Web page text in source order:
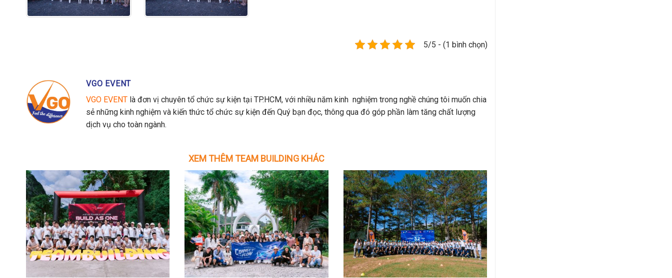
5/5 - (1 bình chọn)
VGO EVENT
VGO EVENT là đơn vị chuyên tổ chức sự kiện tại TP.HCM, với nhiều năm kinh nghiệm trong nghề chúng tôi muốn chia
sẻ những kinh nghiệm và kiến thức tổ chức sự kiện đến Quý bạn đọc, thông qua đó góp phần làm tăng chất lượng
dịch vụ cho toàn ngành.
XEM THÊM TEAM BUILDING KHÁC